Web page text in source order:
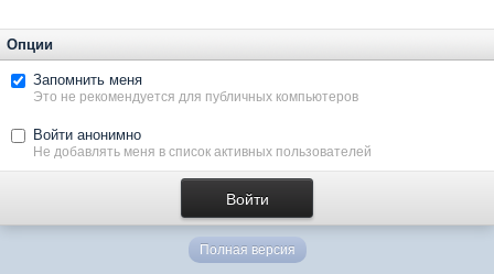
Опции
Запомнить меня
Это не рекомендуется для публичных компьютеров
Войти анонимно
Не добавлять меня в список активных пользователей
Полная версия